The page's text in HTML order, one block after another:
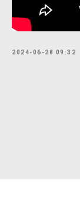
2024-06-28 09:32